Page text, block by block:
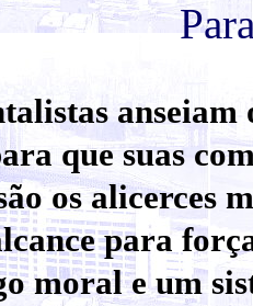
anseiam
que suas
os alicerces
para
moral e um